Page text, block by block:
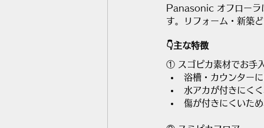
Panasonic オフローラ
す。リフォーム・新築
👇主な特徴
① スゴピカ素材でお手
浴槽・カウンター
水アカが付きにく
傷が付きにくいた